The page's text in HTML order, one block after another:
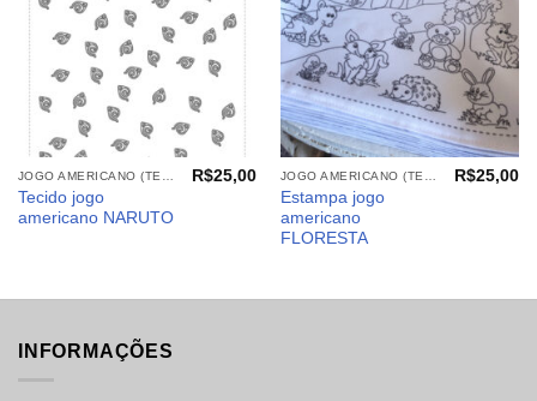
Tecido jogo
americano NARUTO
R$25,00
Estampa jogo
americano
FLORESTA
R$25,00
INFORMAÇÕES